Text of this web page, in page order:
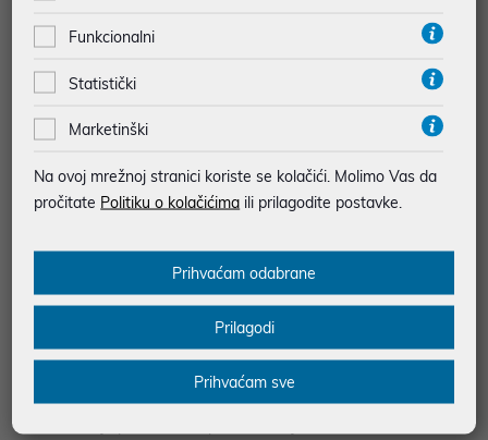
Međutim, to je zapravo samo velika staklena ploha na kojoj se
se dakako može izvaditi i maknuti kada vam ne treba, pa koristite
specijalnom olovkom. A ta ja olovka doista specijalna: osim što je
„magična“ – jer sve što njome pišete po donjoj plohi automatski
se prikazuje na ekranu – ona može poslužiti i kao obična kemijska
olovka: kad njome pišete po papiru, ostavlja trag, baš kao „prava“
na donju plohu Yoga Booka („tipkovnicu“) i pisati po njemu, a sve
što pišete (ili crtate) će se automatski odražavati na ekranu.
Lenovo Yoga Book je zaradio pohvale u tekstu na portalu
digitalno.hr koji je prvi u Hrvatskoj recenzirao taj uređaj, toliko
originalan da ga još uvijek nitko nije ni pokušao kopirati.
Funkcionalni
Statistički
Marketinški
Na ovoj mrežnoj stranici koriste se kolačići. Molimo Vas da
pročitate Politiku o kolačićima ili prilagodite postavke.
Prihvaćam odabrane
Prilagodi
Prihvaćam sve